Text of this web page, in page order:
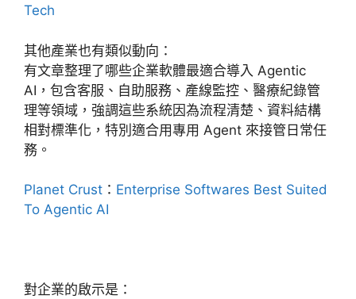
Tech
其他產業也有類似動向：
有文章整理了哪些企業軟體最適合導入 Agentic
AI，包含客服、自助服務、產線監控、醫療紀錄管
理等領域，強調這些系統因為流程清楚、資料結構
相對標準化，特別適合用專用 Agent 來接管日常任
務。
Planet Crust ： Enterprise Softwares Best Suited
To Agentic AI
對企業的啟示是：